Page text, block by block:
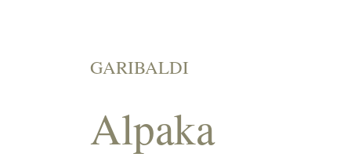
GARIBALDI
Alpaka